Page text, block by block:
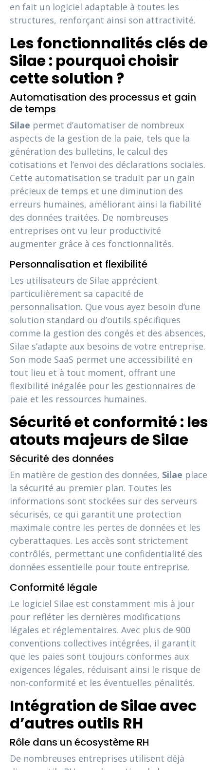
en fait un logiciel adaptable à toutes les
structures, renforçant ainsi son attractivité.
Les fonctionnalités clés de
Silae : pourquoi choisir
cette solution ?
Automatisation des processus et gain
de temps
Silae permet d’automatiser de nombreux
aspects de la gestion de la paie, tels que la
génération des bulletins, le calcul des
cotisations et l’envoi des déclarations sociales.
Cette automatisation se traduit par un gain
précieux de temps et une diminution des
erreurs humaines, améliorant ainsi la fiabilité
des données traitées. De nombreuses
entreprises ont vu leur productivité
augmenter grâce à ces fonctionnalités.
Personnalisation et flexibilité
Les utilisateurs de Silae apprécient
particulièrement sa capacité de
personnalisation. Que vous ayez besoin d’une
solution standard ou d’outils spécifiques
comme la gestion des congés et des absences,
Silae s’adapte aux besoins de votre entreprise.
Son mode SaaS permet une accessibilité en
tout lieu et à tout moment, offrant une
flexibilité inégalée pour les gestionnaires de
paie et les ressources humaines.
Sécurité et conformité : les
atouts majeurs de Silae
Sécurité des données
En matière de gestion des données, Silae place
la sécurité au premier plan. Toutes les
informations sont stockées sur des serveurs
sécurisés, ce qui garantit une protection
maximale contre les pertes de données et les
cyberattaques. Les accès sont strictement
contrôlés, permettant une confidentialité des
données essentielle pour toute entreprise.
Conformité légale
Le logiciel Silae est constamment mis à jour
pour refléter les dernières modifications
légales et réglementaires. Avec plus de 900
conventions collectives intégrées, il garantit
que les paies sont toujours conformes aux
exigences légales, réduisant ainsi le risque de
non-conformité et les éventuelles pénalités.
Intégration de Silae avec
d’autres outils RH
Rôle dans un écosystème RH
De nombreuses entreprises utilisent déjà